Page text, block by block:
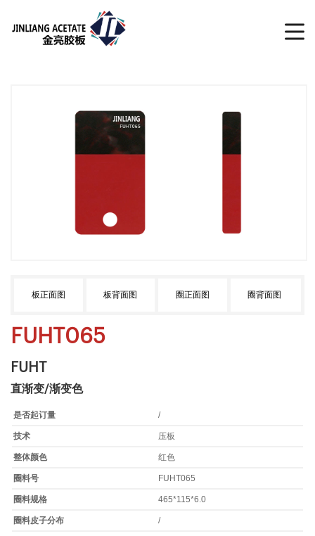
板正面图 板背面图 圈正面图 圈背面图
FUHT065
FUHT
直渐变/渐变色
是否起订量 /
技术 压板
整体颜色 红色
圈料号 FUHT065
圈料规格 465*115*6.0
圈料皮子分布 /